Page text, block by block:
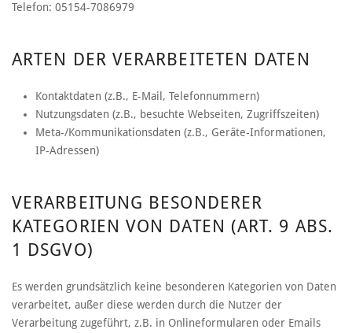
Telefon: 05154-7086979
ARTEN DER VERARBEITETEN DATEN
Kontaktdaten (z.B., E-Mail, Telefonnummern)
Nutzungsdaten (z.B., besuchte Webseiten, Zugriffszeiten)
Meta-/Kommunikationsdaten (z.B., Geräte-Informationen,
IP-Adressen)
VERARBEITUNG BESONDERER
KATEGORIEN VON DATEN (ART. 9 ABS.
1 DSGVO)
Es werden grundsätzlich keine besonderen Kategorien von Daten
verarbeitet, außer diese werden durch die Nutzer der
Verarbeitung zugeführt, z.B. in Onlineformularen oder Emails